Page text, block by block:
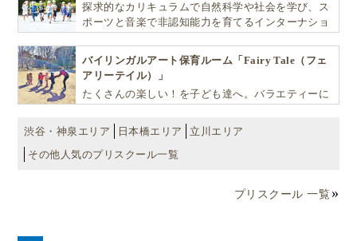
探求的なカリキュラムで自然科学や社会を学び、ス
ポーツと音楽で非認知能力を育てるインターナショ
バイリンガルアート保育ルーム「Fairy Tale（フェ
アリーテイル）」
たくさんの楽しい！を子ども達へ。バラエティーに
『生きる力』を育てます。
渋谷・神泉エリア 日本橋エリア
立川エリア
その他人気のプリスクール一覧
プリスクール 一覧